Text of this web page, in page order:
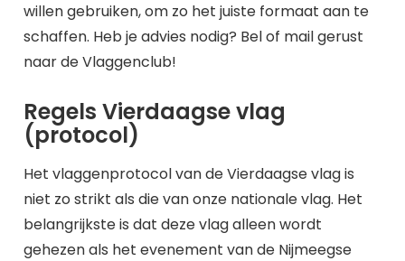
willen gebruiken, om zo het juiste formaat aan te
schaffen. Heb je advies nodig? Bel of mail gerust
naar de Vlaggenclub!
Regels Vierdaagse vlag
(protocol)
Het vlaggenprotocol van de Vierdaagse vlag is
niet zo strikt als die van onze nationale vlag. Het
belangrijkste is dat deze vlag alleen wordt
gehezen als het evenement van de Nijmeegse